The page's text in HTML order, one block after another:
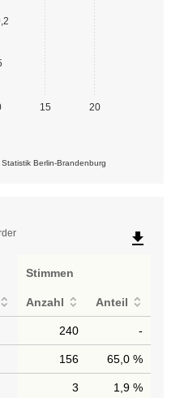
15 20
Berlin-Brandenburg
file_download
Stimmen
Anzahl Anteil
240 -
156 65,0 %
3 1,9 %